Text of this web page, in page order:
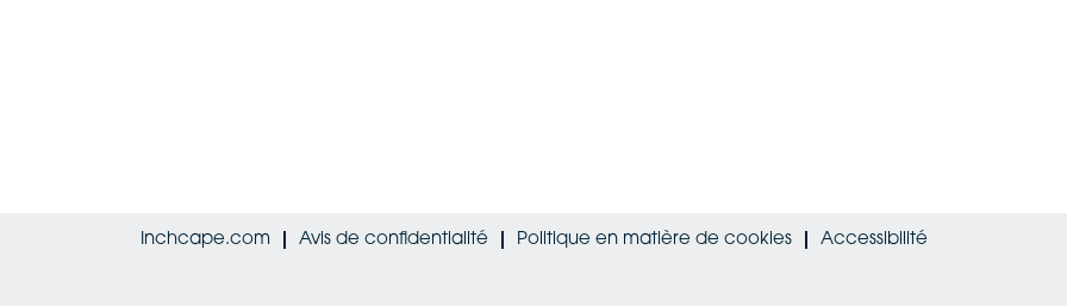
Inchcape.com Avis de confidentialité Politique en matière de cookies Accessibilité